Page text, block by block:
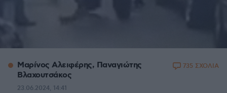
Μαρίνος Αλειφέρης, Παναγιώτης
Βλαχουτσάκος
23.06.2024, 14:41
735 ΣΧΟΛΙΑ